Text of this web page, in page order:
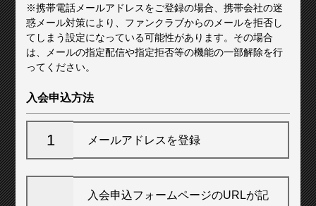
※携帯電話メールアドレスをご登録の場合、携帯会社の迷
惑メール対策により、ファンクラブからのメールを拒否し
てしまう設定になっている可能性があります。その場合
は、メールの指定配信や指定拒否等の機能の一部解除を行
ってください。
入会申込方法
1 メールアドレスを登録
入会申込フォームページのURLが記